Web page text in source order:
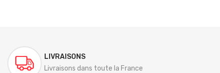
LIVRAISONS
Livraisons dans toute la France